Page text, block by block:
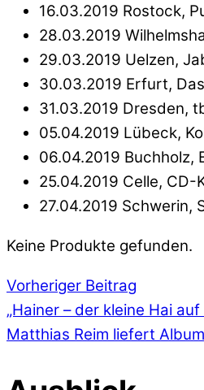
16.03.2019 Rostock,
28.03.2019
29.03.2019 Uelzen,
30.03.2019 Erfurt,
31.03.2019 Dresden,
05.04.2019 Lübeck,
06.04.2019 Buchholz,
25.04.2019 Celle, CD-
27.04.2019 Schwerin,
Keine Produkte gefunden.
Vorheriger Beitrag
„Hainer – der kleine Hai
Matthias Reim liefert